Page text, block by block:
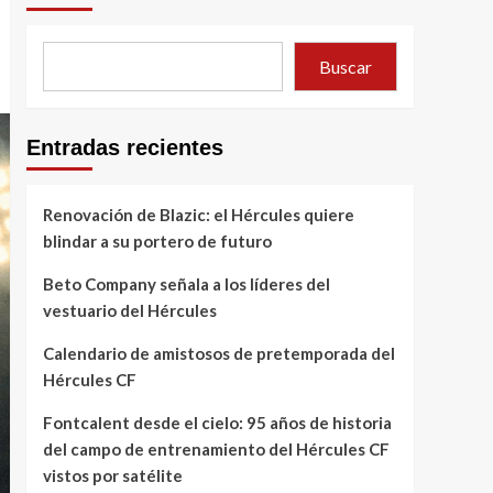
Buscar
Entradas recientes
Renovación de Blazic: el Hércules quiere
blindar a su portero de futuro
Beto Company señala a los líderes del
vestuario del Hércules
Calendario de amistosos de pretemporada del
Hércules CF
Fontcalent desde el cielo: 95 años de historia
del campo de entrenamiento del Hércules CF
vistos por satélite